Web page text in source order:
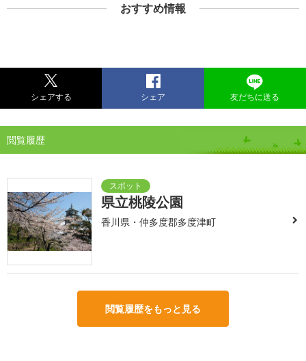
おすすめ情報
シェアする シェア 友だちに送る
閲覧履歴
県立桃陵公園
香川県・仲多度郡多度津町
閲覧履歴をもっと見る